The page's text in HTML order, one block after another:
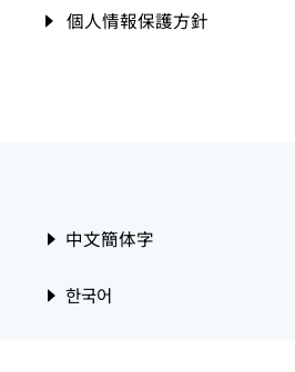
個人情報保護方針
中文簡体字
한국어